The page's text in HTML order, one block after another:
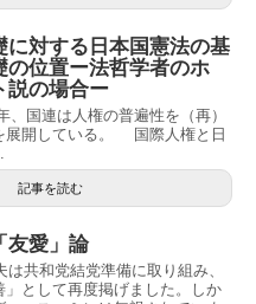
に対する日本国憲法の基
の位置ー法哲学者のホ
説の場合ー
国連は人権の普遍性を（再）
展開している。 国際人権と日
記事を読む
友愛」論
共和党結党準備に取り組み、
」として再度掲げました。しか